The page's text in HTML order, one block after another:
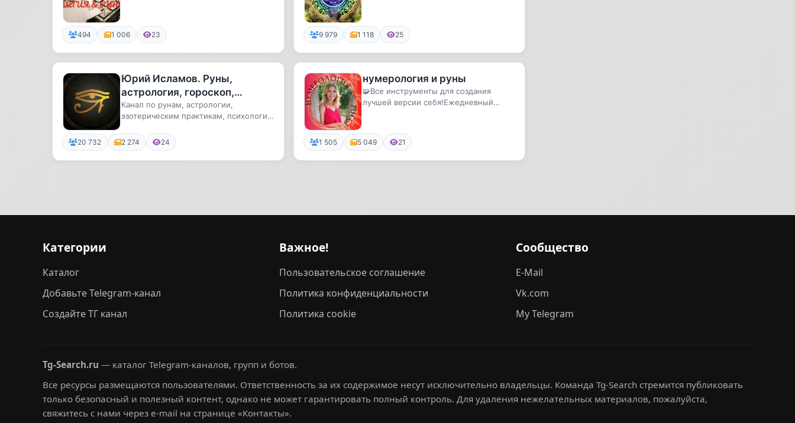
494 1 006 23 9 979 1 118 25
Юрий Исламов. Руны,
астрология, гороскоп,
эзотерика, психология, рейки
и др.
Канал по рунам, астрологии,
эзотерическим практикам, психологии
20 732 2 274 24
нумерология и руны
🧩Все инструменты для создания
лучшей версии себя!Ежедневный
1 505 5 049 21
Категории
Каталог
Добавьте Telegram-канал
Создайте ТГ канал
Важное!
Пользовательское соглашение
Политика конфиденциальности
Политика cookie
Сообщество
E-Mail
Vk.com
My Telegram
Tg-Search.ru — каталог Telegram-каналов, групп и ботов.
Все ресурсы размещаются пользователями. Ответственность за их содержимое несут исключительно владельцы. Команда Tg-Search стремится публиковать
только безопасный и полезный контент, однако не может гарантировать полный контроль. Для удаления нежелательных материалов, пожалуйста,
свяжитесь с нами через e-mail на странице «Контакты».